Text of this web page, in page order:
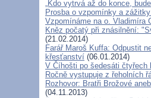
„Kdo vytrvá až do konce,
Prosba o vzpomínky a
Vzpomínáme na o. Vladimíra
Kněz počatý při znásilnění:
(21.02.2014)
Farář Maroš Kuffa: Odpustit
křesťanství (06.01.2014)
V Číhošti po šedesáti čtyřech
Ročně vystupuje z řeholních
Rozhovor: Bratři Brožové
(04.11.2013)